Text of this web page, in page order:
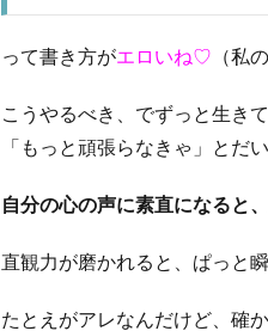
って書き方がエロいね♡ （私
こうやるべき、でずっと生き
「もっと頑張らなきゃ」とだ
自分の心の声に素直になると
直観力が磨かれると、ぱっと
たとえがアレなんだけど、確